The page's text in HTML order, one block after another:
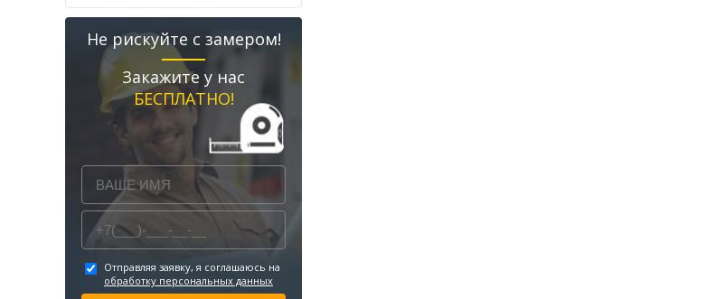
Не рискуйте с замером!
Закажите у нас
БЕСПЛАТНО!
Отправляя заявку, я соглашаюсь на
обработку персональных данных